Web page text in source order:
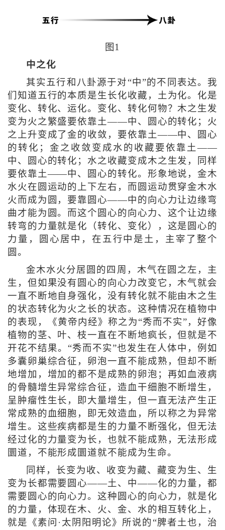
图1
中之化
其实五行和八卦源于对“中”的不同表达。我
们知道五行的本质是生长化收藏，土为化。化是
变化、转化、运化。变化、转化何物？木之生发
变为火之繁盛要依靠土——中、圆心的转化；火
之上升变成了金的收敛，要依靠土——中、圆心
的转化；金之收敛变成水的收藏要依靠土——
中、圆心的转化；水之收藏变成木之生发，同样
要依靠土——中、圆心的转化。形象地说，金木
水火在圆运动的上下左右，而圆运动贯穿金木水
火而成为圆，要靠圆心——中的向心力让边缘弯
曲才能为圆。而这个圆心的向心力、这个让边缘
转弯的力量就是化（转化、变化），这是圆心的
力量，圆心居中，在五行中是土，主宰了整个
圆。
金木水火分居圆的四周，木气在圆之左，主
生，但如果没有圆心的向心力改变它，木气就会
一直不断地自身强化，没有转化就不能由木之生
的状态转化为火之长的状态。这种情况在植物中
的表现，《黄帝内经》称之为“秀而不实”，好像
植物的茎、叶、枝一直在不断地疯长，但就是不
开花不结果。“秀而不实”也发生在人体中，例如
多囊卵巢综合征，卵泡一直不能成熟，但却不断
地增加，增加的都不是成熟的卵泡；再如血液病
的骨髓增生异常综合征，造血干细胞不断增生，
呈肿瘤性生长，即大量增生，但一直无法产生正
常成熟的血细胞，即无效造血，所以称之为异常
增生。这些疾病都是生的力量不断强化，但无法
经过化的力量变为长，也就不能成熟，无法形成
圜道，不能形成圜道就不能成为生命。
同样，长变为收、收变为藏、藏变为生、生
变为长都需要圆心——土、中——化的力量，都
需要圆心的向心力。这种圆心的向心力，就是化
的力量，体现在木、火、金、水的相互转化上，
就是《素问·太阴阳明论》所说的“脾者土也，治